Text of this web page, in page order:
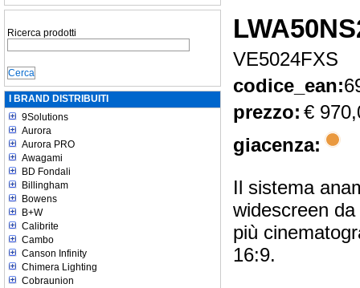
Ricerca prodotti
I BRAND DISTRIBUITI
9Solutions
Aurora
Aurora PRO
Awagami
BD Fondali
Billingham
Bowens
B+W
Calibrite
Cambo
Canson Infinity
Chimera Lighting
Cobraunion
VE5024FXS
codice_ean:
prezzo: €
giacenza:
Il sistema
widescreen
più
16:9.